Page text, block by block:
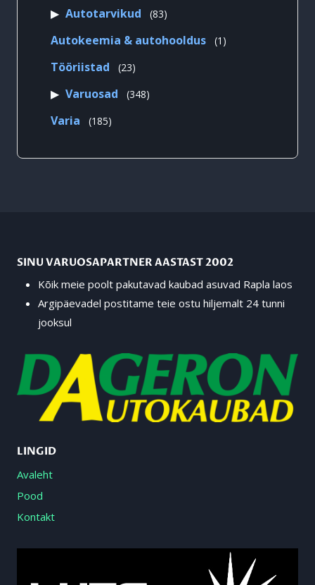
Autotarvikud 8383
Autokeemia & autohooldus 1 1
Tööriistad 2323
Varuosad 348348
Varia 185185
SINU VARUOSAPARTNER AASTAST 2002
Kõik meie poolt pakutavad kaubad asuvad Rapla laos
Argipäevadel postitame teie ostu hiljemalt 24 tunni
jooksul
LINGID
Avaleht
Pood
Kontakt